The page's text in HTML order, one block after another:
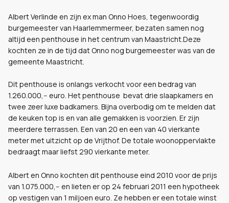
Albert Verlinde en zijn ex man Onno Hoes, tegenwoordig
burgemeester van Haarlemmermeer, bezaten samen nog
altijd een penthouse in het centrum van Maastricht.Deze
kochten ze in de tijd dat Onno nog burgemeester was van de
gemeente Maastricht.
Dit penthouse is onlangs verkocht voor een bedrag van
1.260.000,-- euro. Het penthouse bevat drie slaapkamers en
twee zeer luxe badkamers. Bijna overbodig om te melden dat
de keuken top is en van alle gemakken is voorzien. Er zijn
meerdere terrassen. Een van 20 en een van 40 vierkante
meter met uitzicht op de Vrijthof. De totale woonoppervlakte
bedraagt maar liefst 290 vierkante meter.
Albert en Onno kochten dit penthouse eind 2010 voor de prijs
van 1.075.000,-- en lieten er op 24 februari 2011 een hypotheek
op vestigen van 1 miljoen euro. Ze hebben er een totale winst